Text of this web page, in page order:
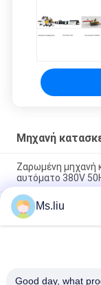
Μηχανή
Ζαρωμένη μηχανή
αυτόματο 380V
Αυτόματο
σερβομηχανισμό
μηχανών
Εκτυπωτής
Ms.liu
Good day, what